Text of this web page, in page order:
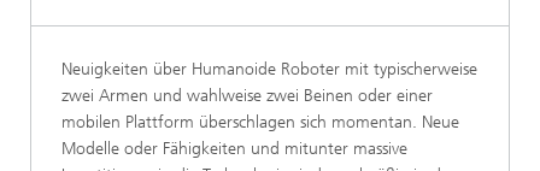
Neuigkeiten über Humanoide Roboter mit typischerweise
zwei Armen und wahlweise zwei Beinen oder einer
mobilen Plattform überschlagen sich momentan. Neue
Modelle oder Fähigkeiten und mitunter massive